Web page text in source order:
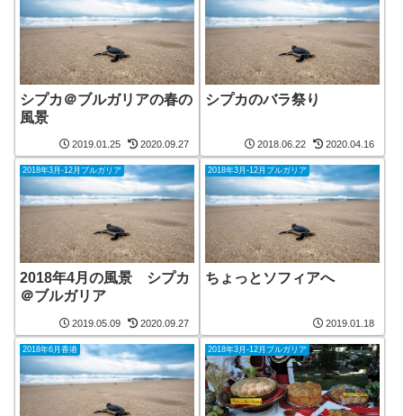
シプカ＠ブルガリアの春の
風景
2019.01.25 2020.09.27
シプカのバラ祭り
2018.06.22 2020.04.16
2018年3月-12月ブルガリア
2018年4月の風景 シプカ
＠ブルガリア
2019.05.09 2020.09.27
2018年3月-12月ブルガリア
ちょっとソフィアへ
2019.01.18
2018年6月香港 2018年3月-12月ブルガリア